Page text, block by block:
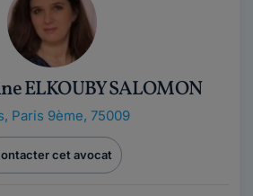
ELKOUBY SALOMON
, Paris 9ème, 75009
cet avocat